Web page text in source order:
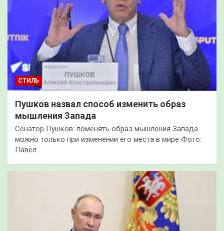
СТИЛЬ
Пушков назвал способ изменить образ
мышления Запада
Сенатор Пушков: поменять образ мышления Запада
можно только при изменении его места в мире Фото:
Павел…